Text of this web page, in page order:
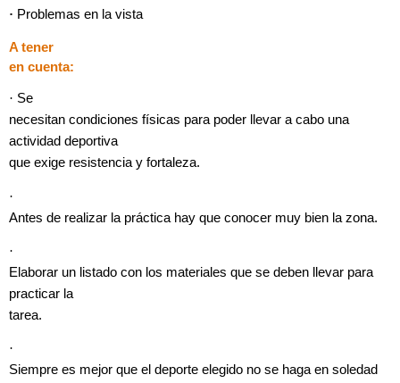
· Problemas en la vista
A tener
en cuenta:
· Se
necesitan condiciones físicas para poder llevar a cabo una
actividad deportiva
que exige resistencia y fortaleza.
·
Antes de realizar la práctica hay que conocer muy bien la zona.
·
Elaborar un listado con los materiales que se deben llevar para
practicar la
tarea.
·
Siempre es mejor que el deporte elegido no se haga en soledad